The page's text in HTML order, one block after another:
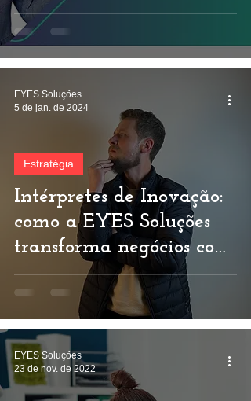
diferencial competitivo
Intérpretes de Inovação:
como a EYES Soluções
transforma negócios com
o Método DELTA
Estratégia
EYES Soluções
5 de jan. de 2024
EYES Soluções
23 de nov. de 2022